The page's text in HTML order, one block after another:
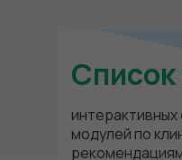
Список
модулей по